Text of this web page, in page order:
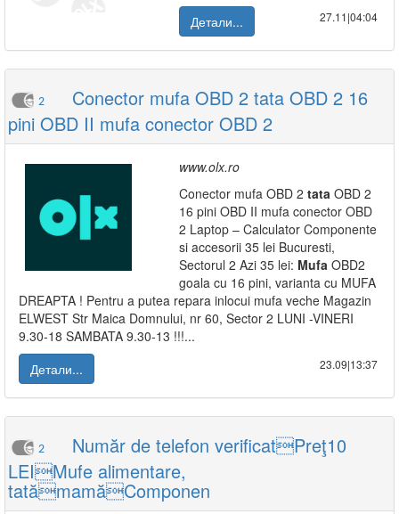
Детали...
27.11|04:04
2
Conector mufa OBD 2 tata OBD 2 16
pini OBD II mufa conector OBD 2
www.olx.ro
Conector mufa OBD 2 tata OBD 2
16 pini OBD II mufa conector OBD
2 Laptop – Calculator Componente
si accesorii 35 lei Bucuresti,
Sectorul 2 Azi 35 lei: Mufa OBD2
goala cu 16 pini, varianta cu MUFA
DREAPTA ! Pentru a putea repara inlocui mufa veche Magazin
ELWEST Str Maica Domnului, nr 60, Sector 2 LUNI -VINERI
9.30-18 SAMBATA 9.30-13 !!!...
Детали...
23.09|13:37
2
Număr de telefon verificatPreţ10
LEIMufe alimentare,
tatămamăComponen